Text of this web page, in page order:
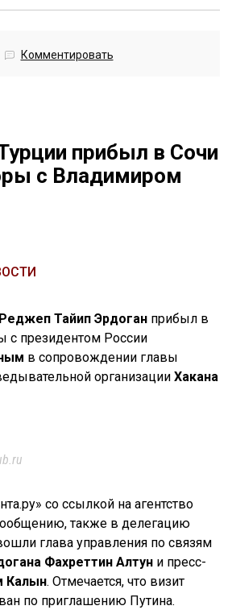
Комментировать
прибыл в Сочи
с Владимиром
Реджеп Тайип Эрдоган прибыл в
с президентом России
в сопровождении главы
организации Хакана
со ссылкой на агентство
также в делегацию
глава управления по связям
Фахреттин Алтун и пресс-
Калын. Отмечается, что визит
по приглашению Путина.